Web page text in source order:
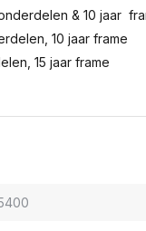
& 10 jaar
10 jaar frame
15 jaar frame